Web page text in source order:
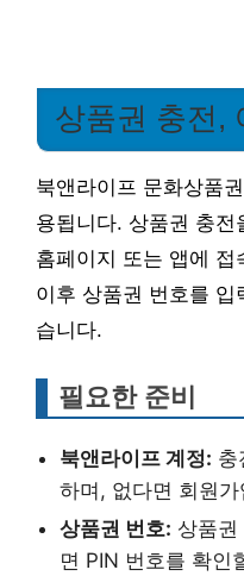
상품권 충전,
북앤라이프 문화상품
용됩니다. 상품권 충전
홈페이지 또는 앱에 접
이후 상품권 번호를 입
습니다.
필요한 준비
북앤라이프 계정: 충
하며, 없다면 회원
상품권 번호: 상품
면 PIN 번호를 확인